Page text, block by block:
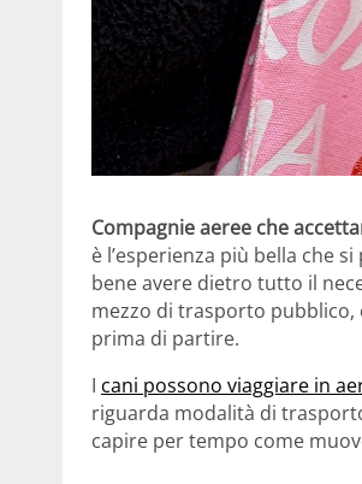
Compagnie aeree che
è l’esperienza più bella che
bene avere dietro tutto il
mezzo di trasporto pubblico,
prima di partire.
I cani possono viaggiare in
riguarda modalità di
capire per tempo come